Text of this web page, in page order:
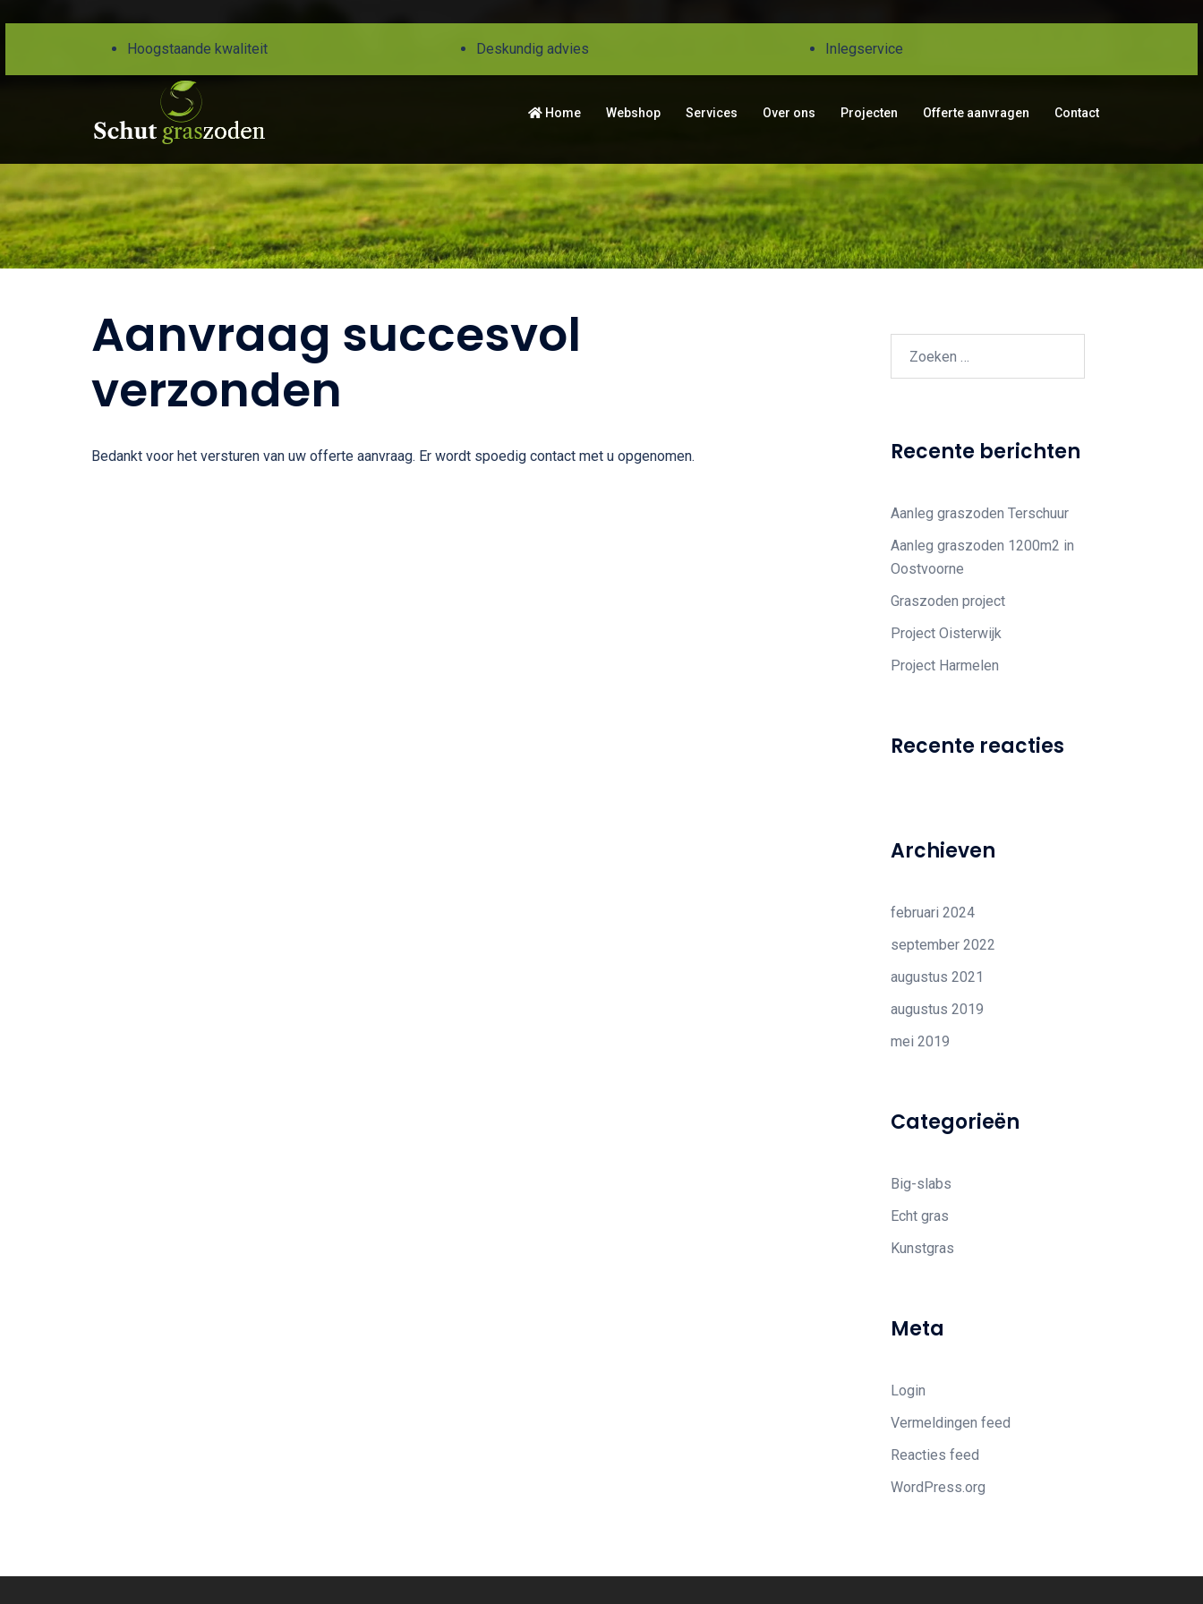
Hoogstaande kwaliteit Deskundig advies Inlegservice
Home Webshop Services Over ons Projecten Offerte aanvragen Contact
Aanvraag succesvol
verzonden
Bedankt voor het versturen van uw offerte aanvraag. Er wordt spoedig contact met u opgenomen. Recente berichten
Aanleg graszoden Terschuur
Aanleg graszoden 1200m2 in
Oostvoorne
Graszoden project
Project Oisterwijk
Project Harmelen
Recente reacties
Archieven
februari 2024
september 2022
augustus 2021
augustus 2019
mei 2019
Categorieën
Big-slabs
Echt gras
Kunstgras
Meta
Login
Vermeldingen feed
Reacties feed
WordPress.org